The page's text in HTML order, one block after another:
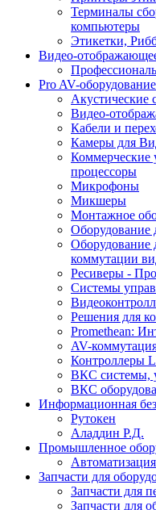
Терминалы
компьютеры
Этикетки,
Видео-
Pro AV-
Акустические
Видео-
Кабели и
Камеры для
Коммерческие
процессоры
Микрофоны
Микшеры
Монтажное
Оборудование
Оборудование
коммутации
Ресиверы -
Системы
Решения для
Promethean:
AV-
Контроллеры
ВКС системы,
ВКС
Информационная
Рутокен
Аладдин Р.Д.
Промышленное
Запчасти для
Запчасти для
Запчасти для